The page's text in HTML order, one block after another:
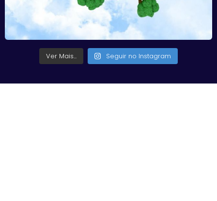
Ver Mais... Seguir no Instagram